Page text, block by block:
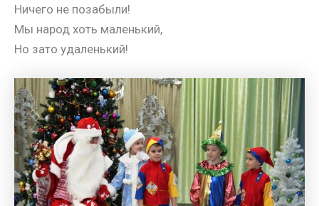
Ничего не позабыли!
Мы народ хоть маленький,
Но зато удаленький!